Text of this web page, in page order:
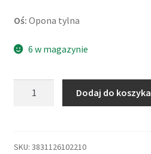
Oś: Opona tylna
6 w magazynie
SC
Dodaj do koszyka
SKU: 3831126102210